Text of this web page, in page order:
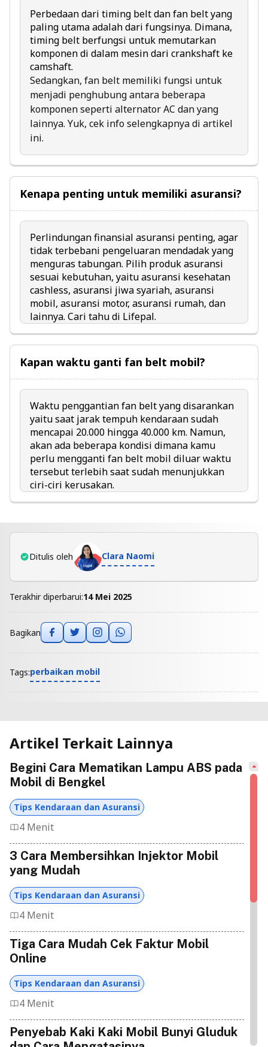
Perbedaan dari timing belt dan fan belt yang
paling utama adalah dari fungsinya. Dimana,
timing belt berfungsi untuk memutarkan
komponen di dalam mesin dari crankshaft ke
camshaft.
Sedangkan, fan belt memiliki fungsi untuk
menjadi penghubung antara beberapa
komponen seperti alternator AC dan yang
lainnya. Yuk, cek info selengkapnya di artikel
ini.
Kenapa penting untuk memiliki asuransi?
Perlindungan finansial asuransi penting, agar
tidak terbebani pengeluaran mendadak yang
menguras tabungan. Pilih produk asuransi
sesuai kebutuhan, yaituasuransi kesehatan
cashless, asuransi jiwa syariah, asuransi
mobil, asuransi motor, asuransi rumah, dan
lainnya. Cari tahu di Lifepal.
Kapan waktu ganti fan belt mobil?
Waktu penggantian fan belt yang disarankan
yaitu saat jarak tempuh kendaraan sudah
mencapai 20.000 hingga 40.000 km. Namun,
akan ada beberapa kondisi dimana kamu
perlu mengganti fan belt mobil diluar waktu
tersebut terlebih saat sudah menunjukkan
ciri-ciri kerusakan.
Ditulis oleh Clara Naomi
Terakhir diperbarui:14 Mei 2025
Bagikan
Tags:perbaikan mobil
Artikel Terkait Lainnya
Begini Cara Mematikan Lampu ABS pada
Mobil di Bengkel
Tips Kendaraan dan Asuransi
4 Menit
3 Cara Membersihkan Injektor Mobil
yang Mudah
Tips Kendaraan dan Asuransi
4 Menit
Tiga Cara Mudah Cek Faktur Mobil
Online
Tips Kendaraan dan Asuransi
4 Menit
Penyebab Kaki Kaki Mobil Bunyi Gluduk